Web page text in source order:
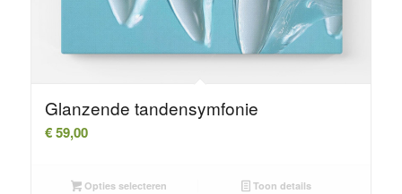
Glanzende tandensymfonie
€59,00
Opties selecteren Toon details